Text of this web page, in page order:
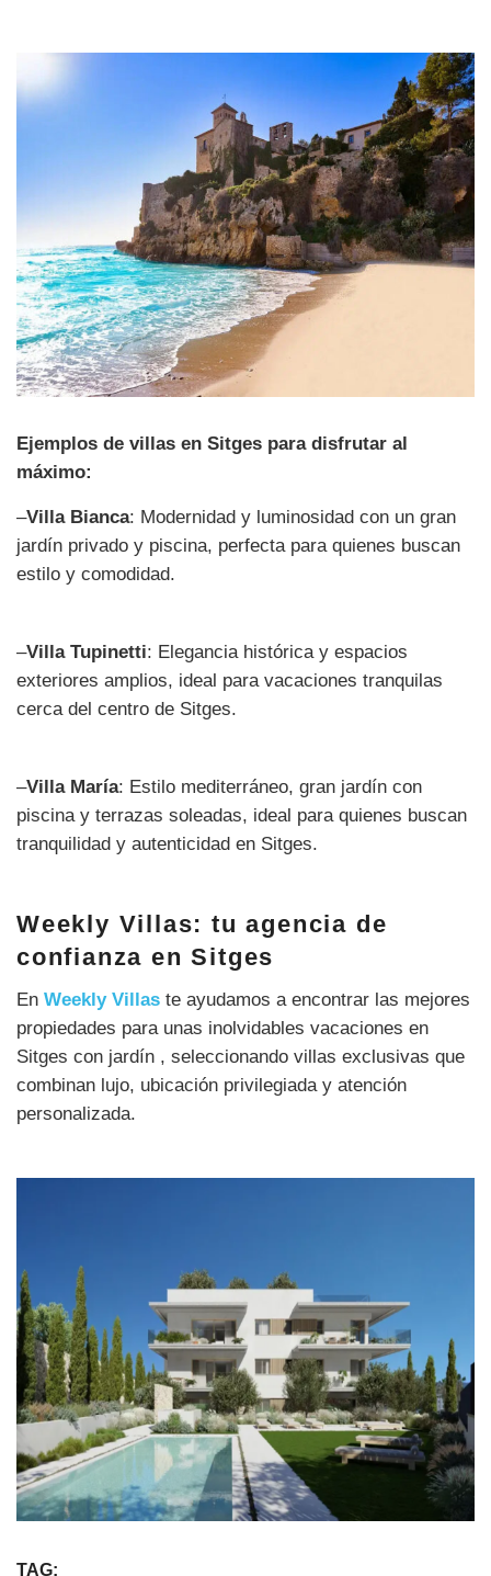
Ejemplos de villas en Sitges para disfrutar al
máximo:
–Villa Bianca: Modernidad y luminosidad con un gran
jardín privado y piscina, perfecta para quienes buscan
estilo y comodidad.
–Villa Tupinetti: Elegancia histórica y espacios
exteriores amplios, ideal para vacaciones tranquilas
cerca del centro de Sitges.
–Villa María: Estilo mediterráneo, gran jardín con
piscina y terrazas soleadas, ideal para quienes buscan
tranquilidad y autenticidad en Sitges.
Weekly Villas: tu agencia de
confianza en Sitges
En Weekly Villas te ayudamos a encontrar las mejores
propiedades para unas inolvidables vacaciones en
Sitges con jardín , seleccionando villas exclusivas que
combinan lujo, ubicación privilegiada y atención
personalizada.
TAG: